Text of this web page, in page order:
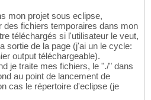
mon projet sous eclipse,
des fichiers temporaires dans mon
téléchargés si l'utilisateur le veut,
sortie de la page (j'ai un le cycle:
output téléchargeable).
je traite mes fichiers, le "./" dans
au point de lancement de
cas le répertoire d'eclipse (je